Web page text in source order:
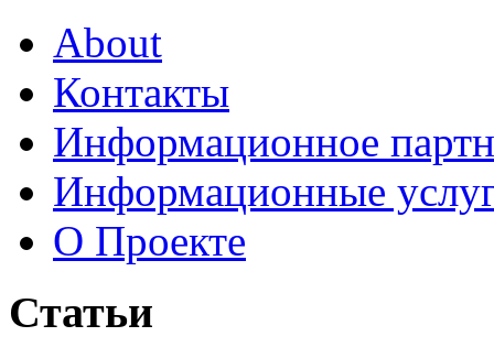
About
Контакты
Информационное
Информационные
О Проекте
Статьи